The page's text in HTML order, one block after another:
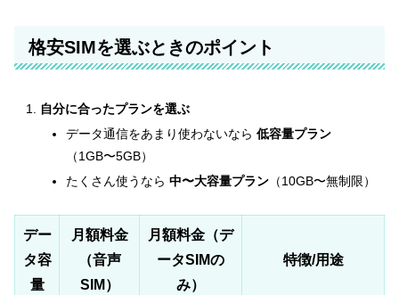
格安SIMを選ぶときのポイント
自分に合ったプランを選ぶ
データ通信をあまり使わないなら 低容量プラン
（1GB〜5GB）
たくさん使うなら 中〜大容量プラン（10GB〜無制限）
デー
タ容
量
月額料金
（音声
SIM）
月額料金（デ
ータSIMの
み）
特徴/用途